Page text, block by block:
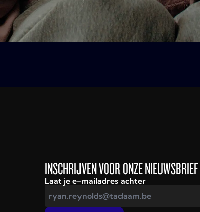
INSCHRIJVEN VOOR ONZE NIEUWSBRIEF
Laat je e-mailadres achter